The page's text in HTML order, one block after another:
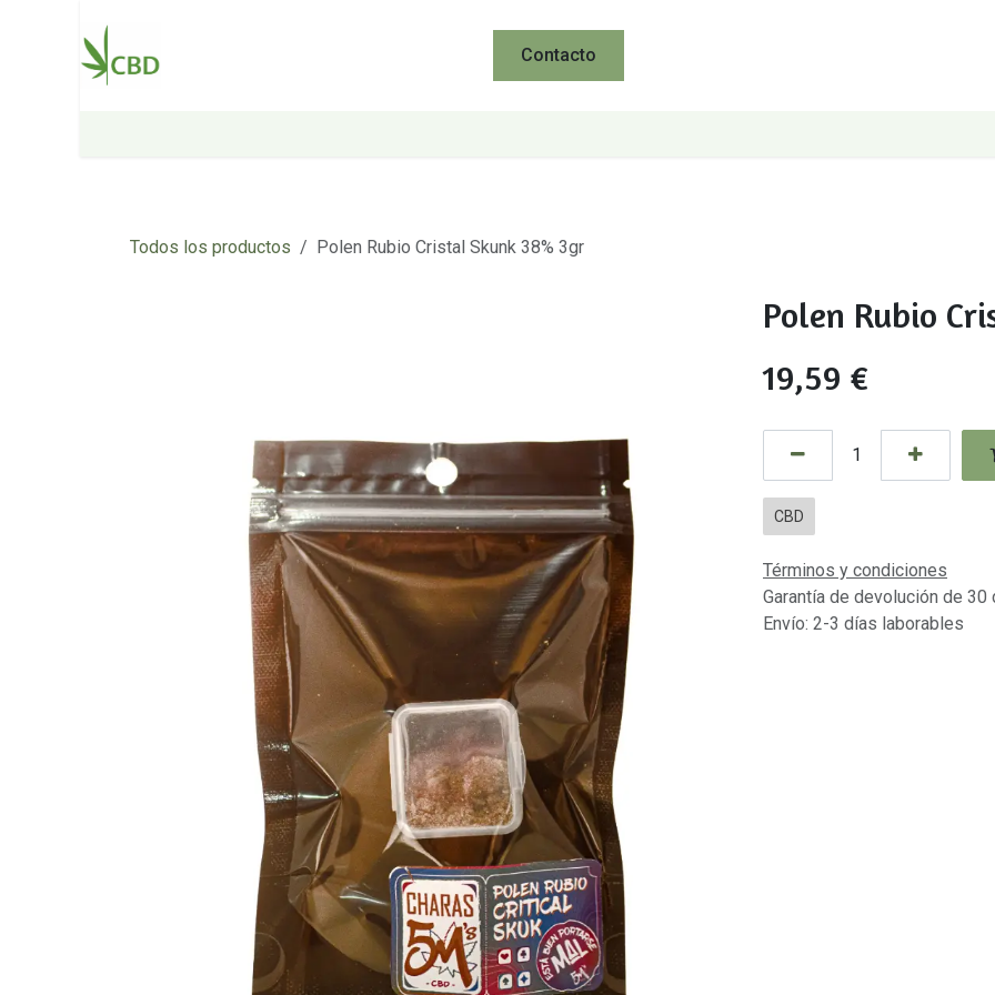
Contacto
Todos los productos Polen Rubio Cristal Skunk 38% 3gr
Polen Rubio
19,59 €
CBD
Términos y condiciones
Garantía de devolución de 30
Envío: 2-3 días laborables